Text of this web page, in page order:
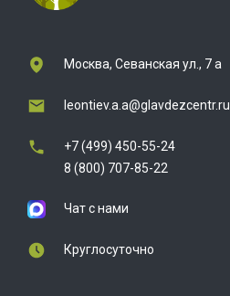
Москва, Севанская ул., 7 а
leontiev.a.a@glavdezcentr.ru
+7 (499) 450-55-24
8 (800) 707-85-22
Чат с нами
Круглосуточно